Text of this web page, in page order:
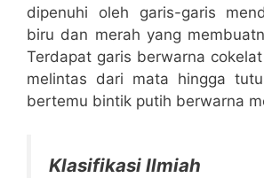
dipenuhi oleh garis-garis
biru dan merah yang
Terdapat garis berwarna
melintas dari mata hingga
bertemu bintik putih berwarna
Klasifikasi Ilmiah